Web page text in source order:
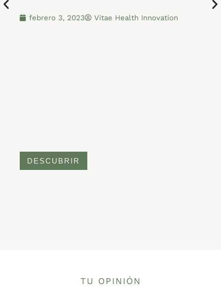
febrero 3, 2023 Vitae Health Innovation
DESCUBRIR
TU OPINIÓN